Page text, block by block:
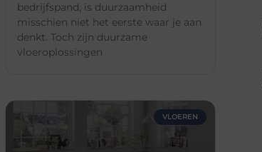
bedrijfspand, is duurzaamheid
misschien niet het eerste waar je aan
denkt. Toch zijn duurzame
vloeroplossingen
VLOEREN